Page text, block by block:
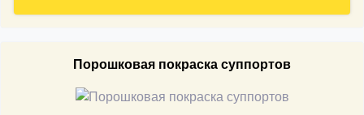
Порошковая покраска суппортов